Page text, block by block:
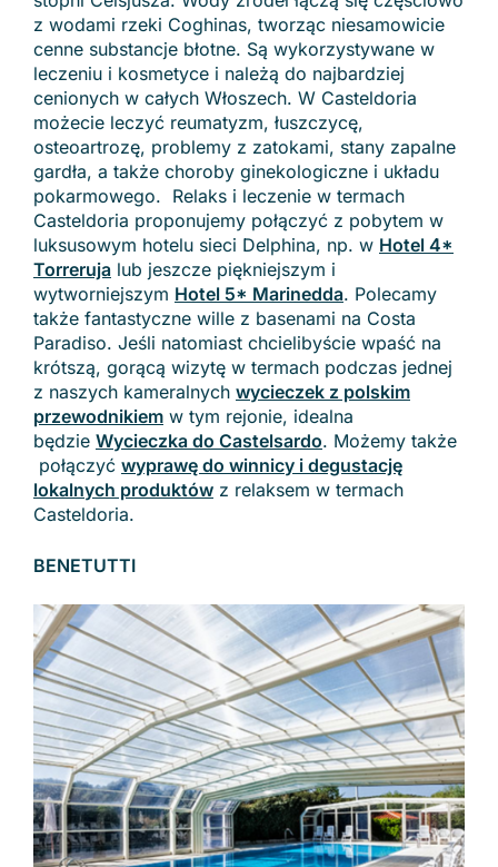
z wodami rzeki Coghinas, tworząc niesamowicie
cenne substancje błotne. Są wykorzystywane w
leczeniu i kosmetyce i należą do najbardziej
cenionych w całych Włoszech. W Casteldoria
możecie leczyć reumatyzm, łuszczycę,
osteoartrozę, problemy z zatokami, stany zapalne
gardła, a także choroby ginekologiczne i układu
pokarmowego. Relaks i leczenie w termach
Casteldoria proponujemy połączyć z pobytem w
luksusowym hotelu sieci Delphina, np. w Hotel 4*
Torreruja lub jeszcze piękniejszym i
wytworniejszym Hotel 5* Marinedda. Polecamy
także fantastyczne wille z basenami na Costa
Paradiso. Jeśli natomiast chcielibyście wpaść na
krótszą, gorącą wizytę w termach podczas jednej
z naszych kameralnych wycieczek z polskim
przewodnikiem w tym rejonie, idealna
będzie Wycieczka do Castelsardo. Możemy także
połączyć wyprawę do winnicy i degustację
lokalnych produktów z relaksem w termach
Casteldoria.
BENETUTTI